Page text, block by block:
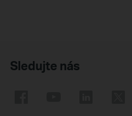
Sledujte nás